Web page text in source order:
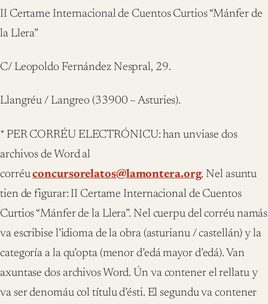
II Certame Internacional de Cuentos Curtios “Mánfer de
la Llera”
C/ Leopoldo Fernández Nespral, 29.
Llangréu / Langreo (33900 – Asturies).
​* PER CORRÉU ELECTRÓNICU: han unviase dos
archivos de Word al
corréuconcursorelatos@lamontera.org. Nel asuntu
tien de figurar: II Certame Internacional de Cuentos
Curtios “Mánfer de la Llera”. Nel cuerpu del corréu namás
va escribise l’idioma de la obra (asturianu / castellán) y la
categoría a la qu’opta (menor d’edá mayor d’edá). Van
axuntase dos archivos Word. Ún va contener el rellatu y
va ser denomáu col títulu d’ésti. El segundu va contener